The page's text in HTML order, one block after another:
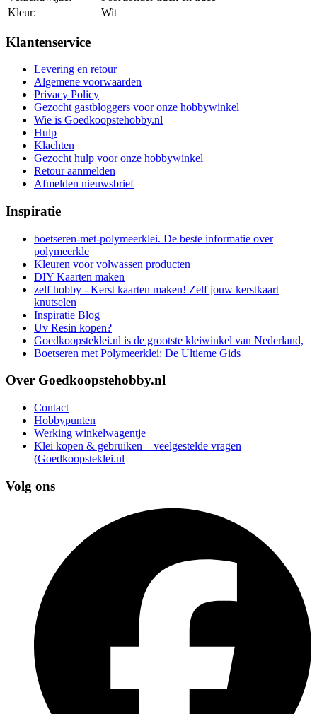
Kleur:
Wit
Klantenservice
Levering en retour
Algemene voorwaarden
Privacy Policy
Gezocht gastbloggers voor onze hobbywinkel
Wie is Goedkoopstehobby.nl
Hulp
Klachten
Gezocht hulp voor onze hobbywinkel
Retour aanmelden
Afmelden nieuwsbrief
Inspiratie
boetseren-met-polymeerklei. De beste informatie over
polymeerkle
Kleuren voor volwassen producten
DIY Kaarten maken
zelf hobby - Kerst kaarten maken! Zelf jouw kerstkaart
knutselen
Inspiratie Blog
Uv Resin kopen?
Goedkoopsteklei.nl is de grootste kleiwinkel van Nederland,
Boetseren met Polymeerklei: De Ultieme Gids
Over Goedkoopstehobby.nl
Contact
Hobbypunten
Werking winkelwagentje
Klei kopen & gebruiken – veelgestelde vragen
(Goedkoopsteklei.nl
Volg ons